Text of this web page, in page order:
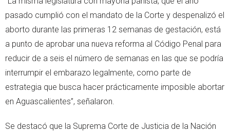
pasado cumplió con el mandato de la Corte y despenalizó el
aborto durante las primeras 12 semanas de gestación, está
a punto de aprobar una nueva reforma al Código Penal para
reducir de a seis el número de semanas en las que se podría
interrumpir el embarazo legalmente, como parte de
estrategia que busca hacer prácticamente imposible abortar
en Aguascalientes”, señalaron.
Se destacó que la Suprema Corte de Justicia de la Nación